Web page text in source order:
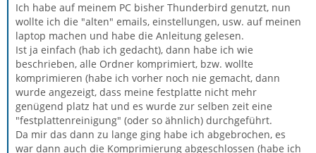
Ich habe auf meinem PC bisher Thunderbird genutzt, nun
wollte ich die "alten" emails, einstellungen, usw. auf meinen
laptop machen und habe die Anleitung gelesen.
Ist ja einfach (hab ich gedacht), dann habe ich wie
beschrieben, alle Ordner komprimiert, bzw. wollte
komprimieren (habe ich vorher noch nie gemacht, dann
wurde angezeigt, dass meine festplatte nicht mehr
genügend platz hat und es wurde zur selben zeit eine
"festplattenreinigung" (oder so ähnlich) durchgeführt.
Da mir das dann zu lange ging habe ich abgebrochen, es
war dann auch die Komprimierung abgeschlossen (habe ich